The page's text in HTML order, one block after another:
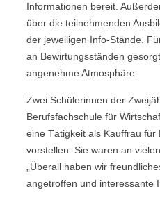
Informationen bereit.
über die teilnehmenden
der jeweiligen Info-Stände.
an Bewirtungsständen
angenehme Atmosphäre.
Zwei Schülerinnen der
Berufsfachschule für
eine Tätigkeit als Kauffrau
vorstellen. Sie waren an
„Überall haben wir
angetroffen und interessante